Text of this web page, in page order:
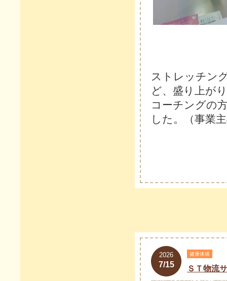
ストレッチン
ど、盛り上が
コーチングの
した。（事業
2026
7/15
健康体操
ＳＴ物流